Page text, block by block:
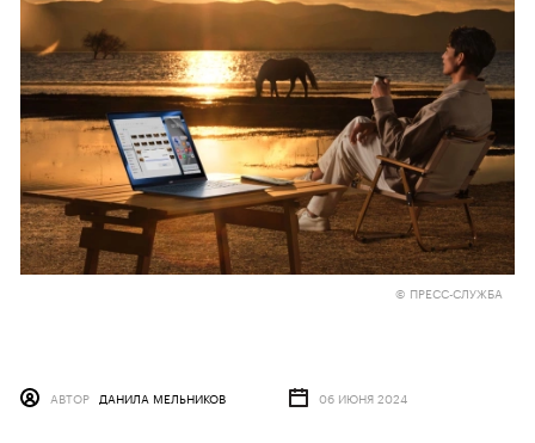
© ПРЕСС-СЛУЖБА
АВТОР ДАНИЛА МЕЛЬНИКОВ 06 ИЮНЯ 2024